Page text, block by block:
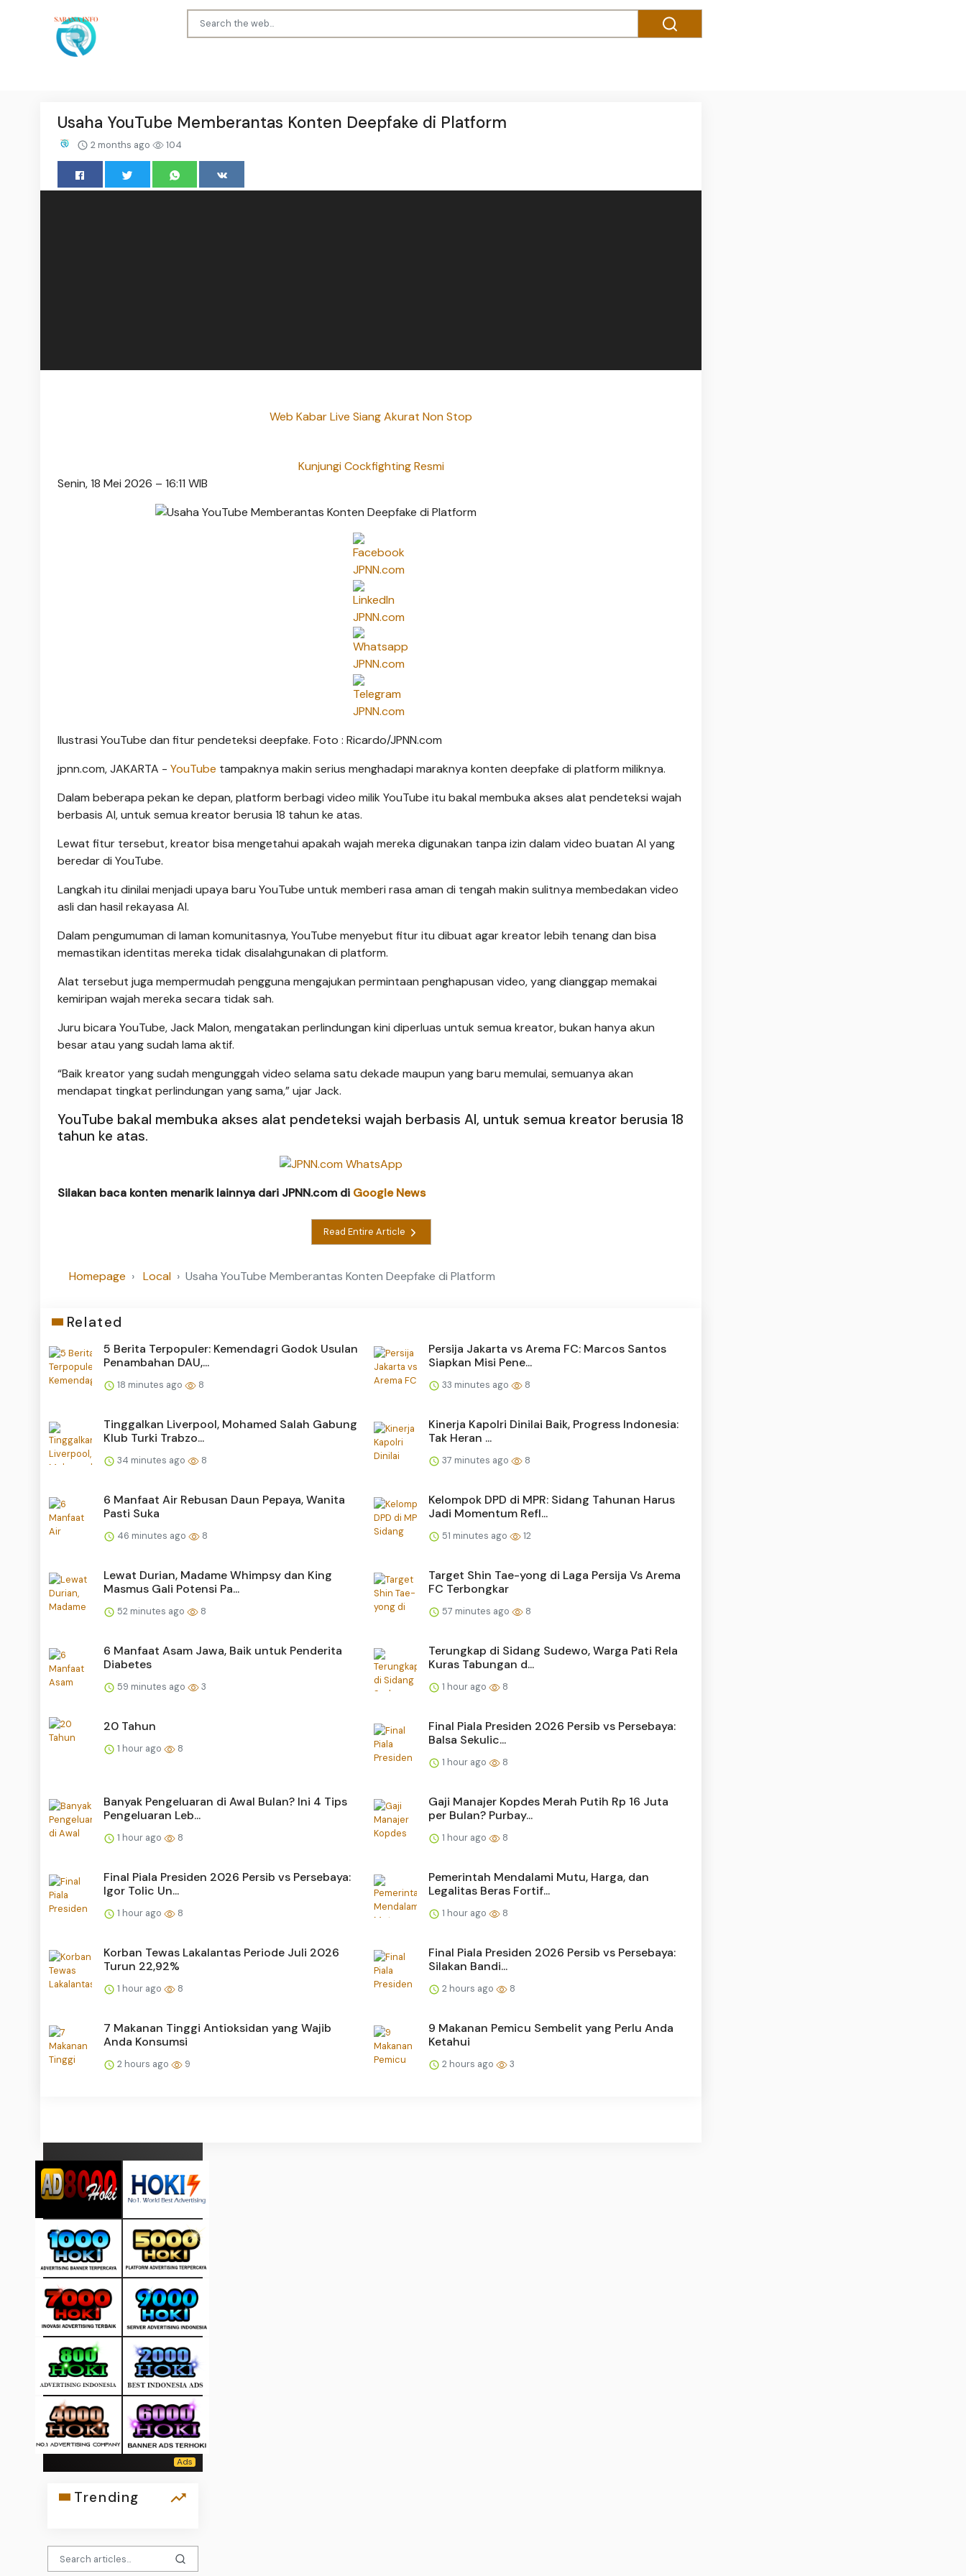
Usaha YouTube Memberantas Konten Deepfake di Platform
2 months ago 104
Web Kabar Live Siang Akurat Non Stop
Kunjungi Cockfighting Resmi
Senin, 18 Mei 2026 – 16:11 WIB
Ilustrasi YouTube dan fitur pendeteksi deepfake. Foto : Ricardo/JPNN.com
jpnn.com, JAKARTA - YouTube tampaknya makin serius menghadapi maraknya konten deepfake di platform miliknya.
Dalam beberapa pekan ke depan, platform berbagi video milik YouTube itu bakal membuka akses alat pendeteksi wajah
berbasis AI, untuk semua kreator berusia 18 tahun ke atas.
Lewat fitur tersebut, kreator bisa mengetahui apakah wajah mereka digunakan tanpa izin dalam video buatan AI yang
beredar di YouTube.
Langkah itu dinilai menjadi upaya baru YouTube untuk memberi rasa aman di tengah makin sulitnya membedakan video
asli dan hasil rekayasa AI.
Dalam pengumuman di laman komunitasnya, YouTube menyebut fitur itu dibuat agar kreator lebih tenang dan bisa
memastikan identitas mereka tidak disalahgunakan di platform.
Alat tersebut juga mempermudah pengguna mengajukan permintaan penghapusan video, yang dianggap memakai
kemiripan wajah mereka secara tidak sah.
Juru bicara YouTube, Jack Malon, mengatakan perlindungan kini diperluas untuk semua kreator, bukan hanya akun
besar atau yang sudah lama aktif.
“Baik kreator yang sudah mengunggah video selama satu dekade maupun yang baru memulai, semuanya akan
mendapat tingkat perlindungan yang sama,” ujar Jack.
YouTube bakal membuka akses alat pendeteksi wajah berbasis AI, untuk semua kreator berusia 18
tahun ke atas.
Silakan baca konten menarik lainnya dari JPNN.com di Google News
Read Entire Article
Homepage Local Usaha YouTube Memberantas Konten Deepfake di Platform
Related
5 Berita Terpopuler: Kemendagri Godok Usulan
Penambahan DAU,...
18 minutes ago 8
Persija Jakarta vs Arema FC: Marcos Santos
Siapkan Misi Pene...
33 minutes ago 8
Tinggalkan Liverpool, Mohamed Salah Gabung
Klub Turki Trabzo...
34 minutes ago 8
Kinerja Kapolri Dinilai Baik, Progress Indonesia:
Tak Heran ...
37 minutes ago 8
6 Manfaat Air Rebusan Daun Pepaya, Wanita
Pasti Suka
46 minutes ago 8
Kelompok DPD di MPR: Sidang Tahunan Harus
Jadi Momentum Refl...
51 minutes ago 12
Lewat Durian, Madame Whimpsy dan King
Masmus Gali Potensi Pa...
52 minutes ago 8
Target Shin Tae-yong di Laga Persija Vs Arema
FC Terbongkar
57 minutes ago 8
6 Manfaat Asam Jawa, Baik untuk Penderita
Diabetes
59 minutes ago 3
Terungkap di Sidang Sudewo, Warga Pati Rela
Kuras Tabungan d...
1 hour ago 8
20 Tahun
1 hour ago 8
Final Piala Presiden 2026 Persib vs Persebaya:
Balsa Sekulic...
1 hour ago 8
Banyak Pengeluaran di Awal Bulan? Ini 4 Tips
Pengeluaran Leb...
1 hour ago 8
Gaji Manajer Kopdes Merah Putih Rp 16 Juta
per Bulan? Purbay...
1 hour ago 8
Final Piala Presiden 2026 Persib vs Persebaya:
Igor Tolic Un...
1 hour ago 8
Pemerintah Mendalami Mutu, Harga, dan
Legalitas Beras Fortif...
1 hour ago 8
Korban Tewas Lakalantas Periode Juli 2026
Turun 22,92%
1 hour ago 8
Final Piala Presiden 2026 Persib vs Persebaya:
Silakan Bandi...
2 hours ago 8
7 Makanan Tinggi Antioksidan yang Wajib
Anda Konsumsi
2 hours ago 9
9 Makanan Pemicu Sembelit yang Perlu Anda
Ketahui
2 hours ago 3
Trending